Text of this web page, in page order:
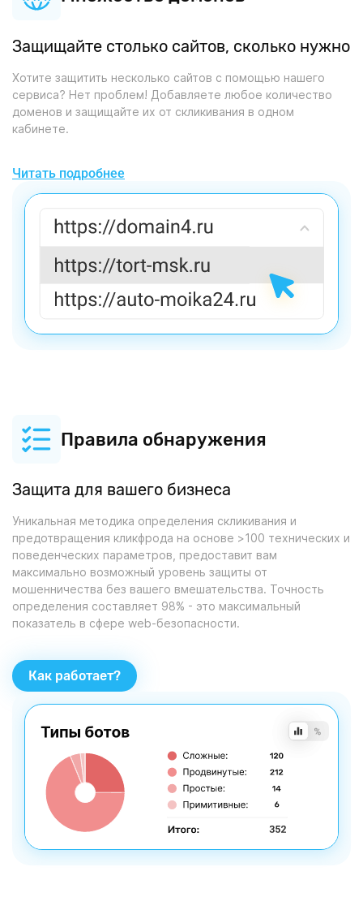
Защищайте столько сайтов, сколько нужно
Хотите защитить несколько сайтов с помощью нашего
сервиса? Нет проблем! Добавляете любое количество
доменов и защищайте их от скликивания в одном
кабинете.
Читать подробнее
Правила обнаружения
Защита для вашего бизнеса
Уникальная методика определения скликивания и
предотвращения кликфрода на основе >100 технических и
поведенческих параметров, предоставит вам
максимально возможный уровень защиты от
мошенничества без вашего вмешательства. Точность
определения составляет 98% - это максимальный
показатель в сфере web-безопасности.
Как работает?